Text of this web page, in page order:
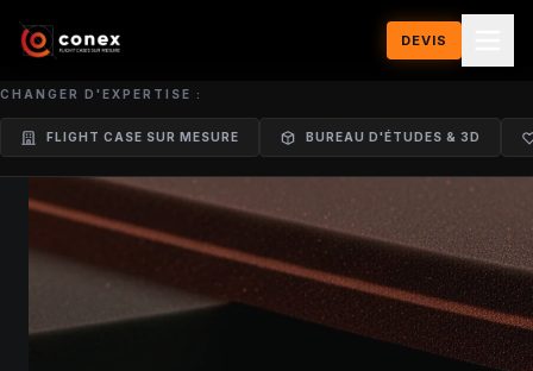
DEVIS
CHANGER D'EXPERTISE :
FLIGHT CASE SUR MESURE BUREAU D'ÉTUDES & 3D